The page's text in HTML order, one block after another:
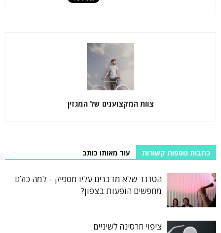
צוות המקצוענים של המגזין
כתבות נוספות קשורות עוד מאותו כותב
הטרנד שלא מדברים עליו מספיק – למה כולם
מחפשים הופעות בצפון?
ציפוי חרסינה לשיניים